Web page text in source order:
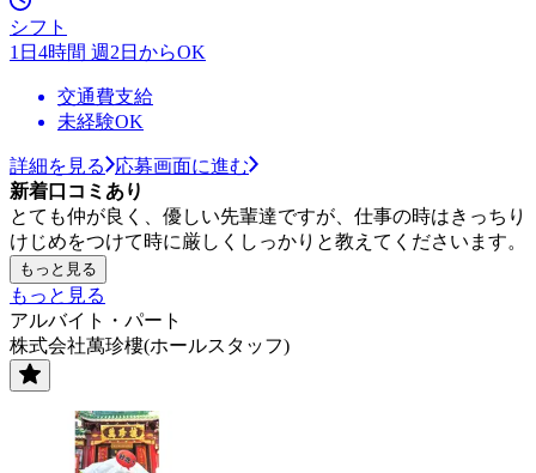
シフト
1日4時間 週2日からOK
交通費支給
未経験OK
詳細を見る
応募画面に進む
新着口コミあり
とても仲が良く、優しい先輩達ですが、仕事の時はきっちり
けじめをつけて時に厳しくしっかりと教えてくださいます。
もっと見る
もっと見る
アルバイト・パート
株式会社萬珍樓(ホールスタッフ)